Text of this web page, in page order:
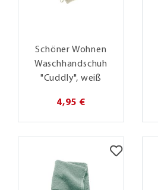
Schöner Wohnen
Waschhandschuh
"Cuddly", weiß
4,95 €